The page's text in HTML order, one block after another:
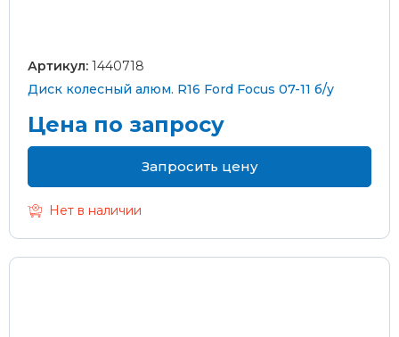
Артикул: 1440718
Диск колесный алюм. R16 Ford Focus 07-11 б/у
Цена по запросу
Запросить цену
Нет в наличии